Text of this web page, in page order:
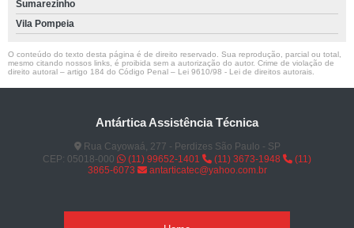
Sumarezinho
Vila Pompeia
O conteúdo do texto desta página é de direito reservado. Sua reprodução, parcial ou total,
mesmo citando nossos links, é proibida sem a autorização do autor. Crime de violação de
direito autoral – artigo 184 do Código Penal – Lei 9610/98 - Lei de direitos autorais
Antártica Assistência Técnica
Rua Cayowaá, 277 - Perdizes São Paulo - SP
CEP: 05018-000
(11) 99652-1401 (11) 3673-1948
(11)
3865-6073
antarticatec@yahoo.com.br